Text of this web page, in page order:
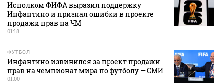
Исполком ФИФА выразил поддержку
Инфантино и признал ошибки в проекте
продажи прав на ЧМ
01:18
ФУТБОЛ
Инфантино извинился за проект продажи
прав на чемпионат мира по футболу — СМИ
01:00